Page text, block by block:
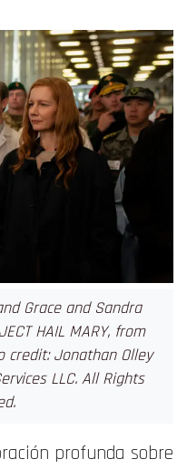
Grace and Sandra
HAIL MARY, from
credit: Jonathan Olley
LLC. All Rights
profunda sobre